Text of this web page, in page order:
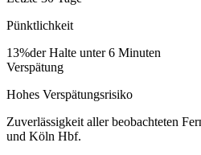
Pünktlichkeit
13%der Halte unter 6 Minuten
Verspätung
Hohes Verspätungsrisiko
Zuverlässigkeit aller beobachteten
und Köln Hbf.